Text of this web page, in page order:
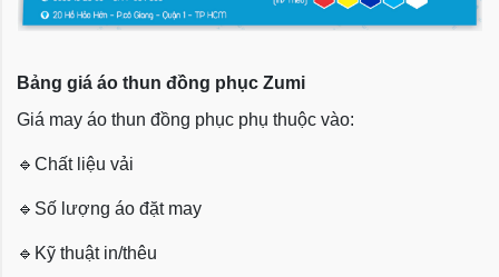
Bảng giá áo thun đồng phục Zumi
Giá may áo thun đồng phục phụ thuộc vào:
🔹 Chất liệu vải
🔹 Số lượng áo đặt may
🔹 Kỹ thuật in/thêu